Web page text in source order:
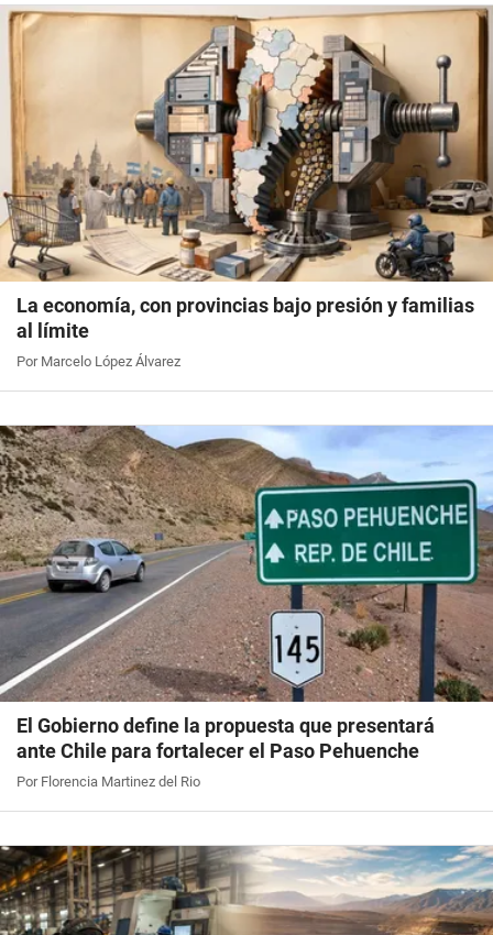
La economía, con provincias bajo presión y familias
al límite
Por Marcelo López Álvarez
El Gobierno define la propuesta que presentará
ante Chile para fortalecer el Paso Pehuenche
Por Florencia Martinez del Rio